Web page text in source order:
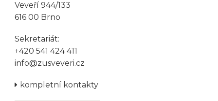
Veveří 944/133
616 00 Brno
Sekretariát:
+420 541 424 411
info@zusveveri.cz
kompletní kontakty